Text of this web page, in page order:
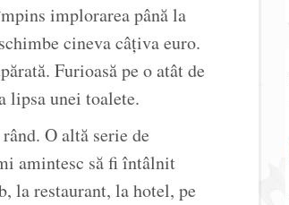
implorarea până la
cineva câțiva euro.
Furioasă pe o atât de
lipsa unei toalete.
O altă serie de
amintesc să fi întâlnit
la restaurant, la hotel, pe